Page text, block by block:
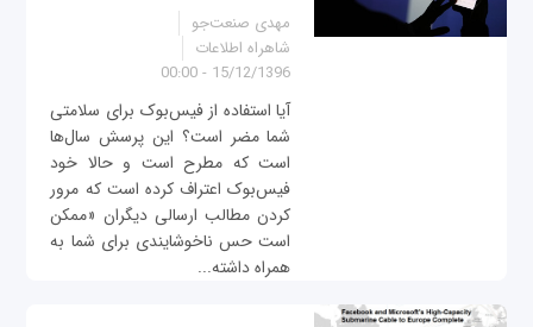
مهدی صنعت‌جو
شاهراه اطلاعات
15/12/1396 - 00:00
آیا استفاده از فیس‌بوک برای سلامتی
شما مضر است؟ این پرسش سال‌ها
است که مطرح است و حالا خود
فیس‌بوک اعتراف کرده است که مرور
کردن مطالب ارسالی دیگران «ممکن
است حس ناخوشایندی برای شما به
همراه داشته...